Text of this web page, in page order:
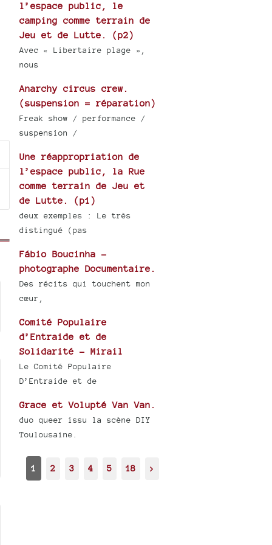
l’espace public, le
camping comme terrain de
Jeu et de Lutte. (p2)
Avec « Libertaire plage »,
nous
Anarchy circus crew.
(suspension = réparation)
Freak show / performance /
suspension /
Une réappropriation de
l’espace public, la Rue
comme terrain de Jeu et
de Lutte. (p1)
deux exemples : Le très
distingué (pas
Fábio Boucinha -
photographe Documentaire.
Des récits qui touchent mon
cœur,
Comité Populaire
d’Entraide et de
Solidarité - Mirail
Le Comité Populaire
D’Entraide et de
Grace et Volupté Van Van.
duo queer issu la scène DIY
Toulousaine.
1 2 3 4 5 18 >